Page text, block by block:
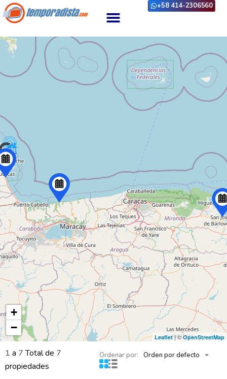
+58 414-2306560
+
−
Leaflet| ©OpenStreetMap
1 a 7Total de 7
propiedades
Ordenar por: Orden por defecto